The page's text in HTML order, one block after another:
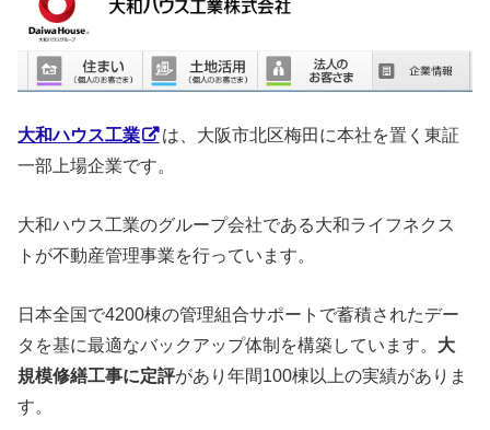
大和ハウス工業
は、大阪市北区梅田に本社を置く東証
一部上場企業です。
大和ハウス工業のグループ会社である大和ライフネクス
トが不動産管理事業を行っています。
日本全国で4200棟の管理組合サポートで蓄積されたデー
タを基に最適なバックアップ体制を構築しています。 大
規模修繕工事に定評があり年間100棟以上の実績がありま
す。